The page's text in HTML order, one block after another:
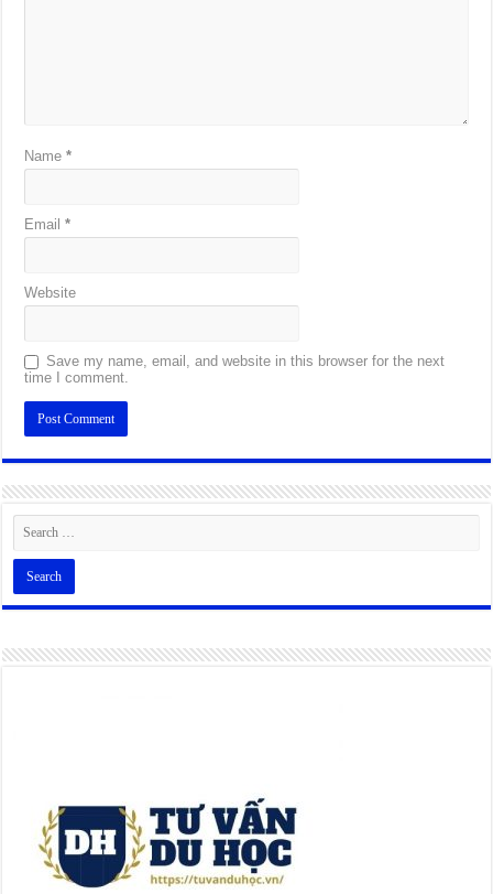
Name*
Email*
Website
Save my name, email, and website in this browser for the next
time I comment.
Alternative: